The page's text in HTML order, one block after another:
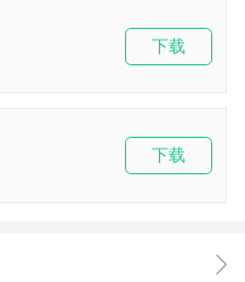
下载
下载